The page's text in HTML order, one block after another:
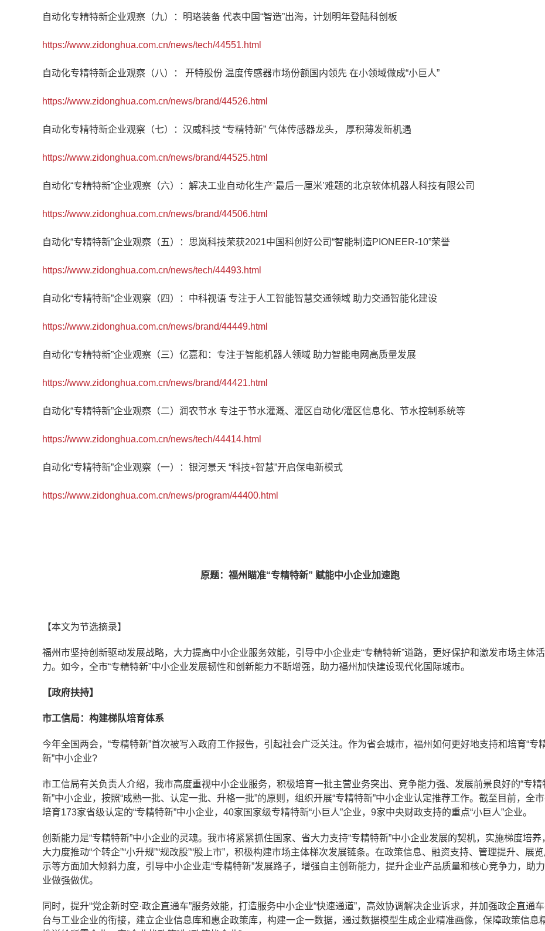
自动化专精特新企业观察（九）：明珞装备 代表中国“智造”出海，计划明年登陆科创板
https://www.zidonghua.com.cn/news/tech/44551.html
自动化专精特新企业观察（八）： 开特股份 温度传感器市场份额国内领先 在小领域做成“小巨人”
https://www.zidonghua.com.cn/news/brand/44526.html
自动化专精特新企业观察（七）：汉威科技 “专精特新” 气体传感器龙头， 厚积薄发新机遇
https://www.zidonghua.com.cn/news/brand/44525.html
自动化“专精特新”企业观察（六）：解决工业自动化生产‘最后一厘米’难题的北京软体机器人科技有限公司
https://www.zidonghua.com.cn/news/brand/44506.html
自动化“专精特新”企业观察（五）：思岚科技荣获2021中国科创好公司“智能制造PIONEER-10”荣誉
https://www.zidonghua.com.cn/news/tech/44493.html
自动化“专精特新”企业观察（四）：中科视语 专注于人工智能智慧交通领域 助力交通智能化建设
https://www.zidonghua.com.cn/news/brand/44449.html
自动化“专精特新”企业观察（三）亿嘉和：专注于智能机器人领域 助力智能电网高质量发展
https://www.zidonghua.com.cn/news/brand/44421.html
自动化“专精特新”企业观察（二）润农节水 专注于节水灌溉、灌区自动化/灌区信息化、节水控制系统等
https://www.zidonghua.com.cn/news/tech/44414.html
自动化“专精特新”企业观察（一）：银河景天 “科技+智慧”开启保电新模式
https://www.zidonghua.com.cn/news/program/44400.html
原题：福州瞄准“专精特新” 赋能中小企业加速跑
【本文为节选摘录】
福州市坚持创新驱动发展战略，大力提高中小企业服务效能，引导中小企业走“专精特新”道路，更好保护和激发市场主体活
力。如今，全市“专精特新”中小企业发展韧性和创新能力不断增强，助力福州加快建设现代化国际城市。
【政府扶持】
市工信局： 构建梯队培育体系
今年全国两会，“专精特新”首次被写入政府工作报告，引起社会广泛关注。作为省会城市，福州如何更好地支持和培育“专
新”中小企业?
市工信局有关负责人介绍，我市高度重视中小企业服务，积极培育一批主营业务突出、竞争能力强、发展前景良好的“专精
新”中小企业，按照“成熟一批、认定一批、升格一批”的原则，组织开展“专精特新”中小企业认定推荐工作。截至目前，全
培育173家省级认定的“专精特新”中小企业，40家国家级专精特新“小巨人”企业，9家中央财政支持的重点“小巨人”企业。
创新能力是“专精特新”中小企业的灵魂。我市将紧紧抓住国家、省大力支持“专精特新”中小企业发展的契机，实施梯度培养
大力度推动“个转企”“小升规”“规改股”“股上市”，积极构建市场主体梯次发展链条。在政策信息、融资支持、管理提升、展
示等方面加大倾斜力度，引导中小企业走“专精特新”发展路子，增强自主创新能力，提升企业产品质量和核心竞争力，助
业做强做优。
同时，提升“党企新时空·政企直通车”服务效能，打造服务中小企业“快速通道”，高效协调解决企业诉求，并加强政企直通
台与工业企业的衔接，建立企业信息库和惠企政策库，构建一企一数据，通过数据模型生成企业精准画像，保障政策信息